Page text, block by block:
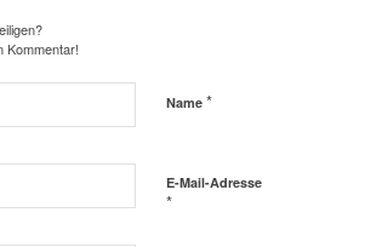
Kommentar!
Name *
E-Mail-Adresse
*